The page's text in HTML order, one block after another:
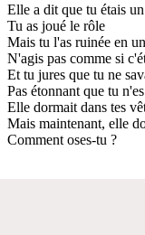
Elle a dit que tu étais
Tu as joué le rôle
Mais tu l'as ruinée en
N'agis pas comme si
Et tu jures que tu ne
Pas étonnant que tu
Elle dormait dans tes
Mais maintenant, elle
Comment oses-tu ?